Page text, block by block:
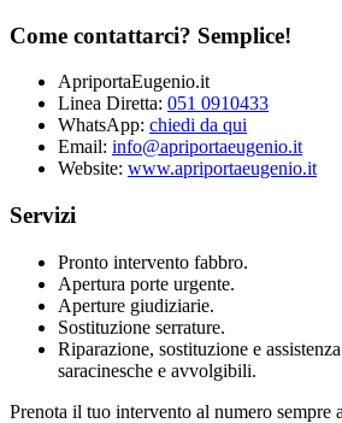
Come contattarci? Semplice!
ApriportaEugenio.it
Linea Diretta: 051 0910433
WhatsApp: chiedi da qui
Email: info@apriportaeugenio.it
Website: www.apriportaeugenio.it
Servizi
Pronto intervento fabbro.
Apertura porte urgente.
Aperture giudiziarie.
Sostituzione serrature.
Riparazione, sostituzione e
saracinesche e avvolgibili.
Prenota il tuo intervento al numero sempre